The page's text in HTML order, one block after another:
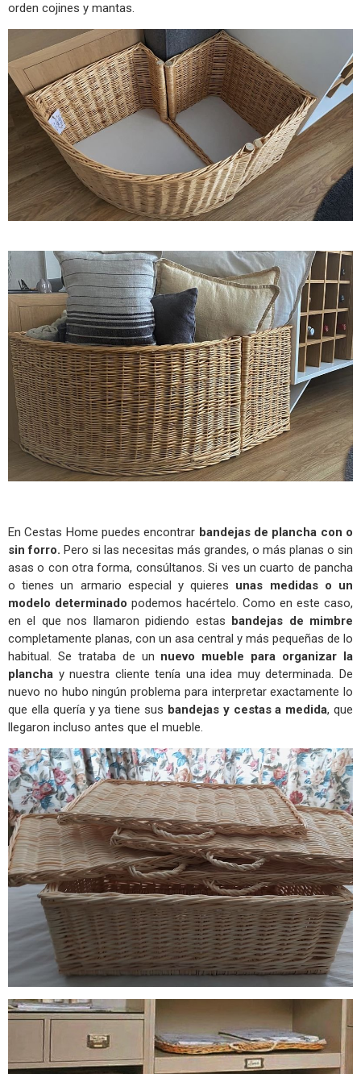
orden cojines y mantas.
En Cestas Home puedes encontrar bandejas de plancha con o
sin forro. Pero si las necesitas más grandes, o más planas o sin
asas o con otra forma, consúltanos. Si ves un cuarto de pancha
o tienes un armario especial y quieres unas medidas o un
modelo determinado podemos hacértelo. Como en este caso,
en el que nos llamaron pidiendo estas bandejas de mimbre
completamente planas, con un asa central y más pequeñas de lo
habitual. Se trataba de un nuevo mueble para organizar la
plancha y nuestra cliente tenía una idea muy determinada. De
nuevo no hubo ningún problema para interpretar exactamente lo
que ella quería y ya tiene sus bandejas y cestas a medida, que
llegaron incluso antes que el mueble.